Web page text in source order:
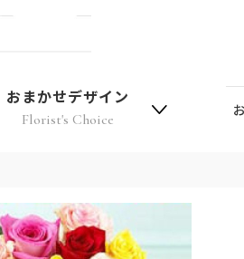
おまかせデザイン
Florist's Choice